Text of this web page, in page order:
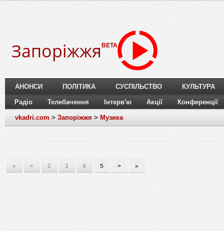
Запоріжжя BETA
АНОНСИ ПОЛІТИКА СУСПІЛЬСТВО КУЛЬТУРА
Радіо Телебачення Інтерв'ю Акції Конференції
vkadri.com > Запоріжжя > Музика
« < 2 3 4 5 > »